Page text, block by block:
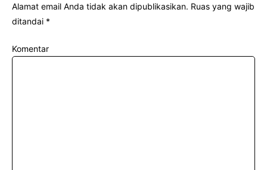
Alamat email Anda tidak akan dipublikasikan. Ruas yang wajib
ditandai *
Komentar